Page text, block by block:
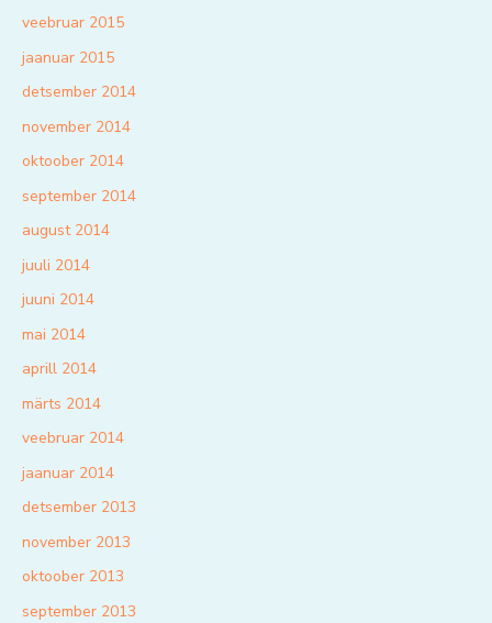
veebruar 2015
jaanuar 2015
detsember 2014
november 2014
oktoober 2014
september 2014
august 2014
juuli 2014
juuni 2014
mai 2014
aprill 2014
märts 2014
veebruar 2014
jaanuar 2014
detsember 2013
november 2013
oktoober 2013
september 2013